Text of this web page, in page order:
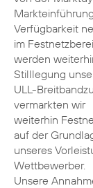
Verfügbarkeit
im
werden
Stilllegung
ULL-
vermarkten wir
weiterhin
auf der
unseres
Wettbewerber.
Unsere